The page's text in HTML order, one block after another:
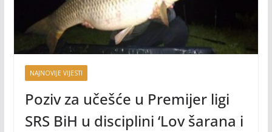
NAJNOVIJE VIJESTI
Poziv za učešće u Premijer ligi
SRS BiH u disciplini ‘Lov šarana i